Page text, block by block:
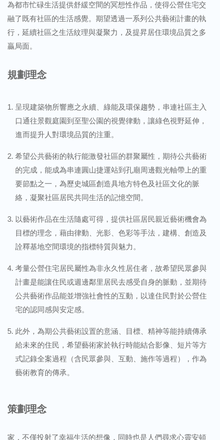
為都市忙碌生活提供舒緩空間的冥想性作品，使得公營住宅交
融了既有社區的生活感覺。期望透過一系列公共藝術計畫的執
行，延續社區之生活紋理與凝聚力，及提昇居住環境品質之多
贏局面。
規劃理念
呈現建築物所響應之永續、綠能及環保趨勢，串連社區主入
口通往景觀庭園到至聖公園的視覺律動，讓綠色視野延伸，
進而提升人對環境品質的注重。
希望公共藝術的執行能激發社區的群聚屬性，期待公共藝術
的完成，能成為串連圓山捷運站到孔廟周邊觀光軸帶上的重
要節點之一，為歷史城區創造具地方特色及社區文化的脈
絡，凝聚社區居民共同生活的記憶空間。
以藝術作品在生活隨處可得，提供社區居民親近藝術機會為
目標的理念，藉由律動、光影、色彩等手法，建構、創造及
詮釋基地空間環境的指標特質與魅力。
考量公營住宅居民屬性為非永久性居住者，故希望民眾參與
計畫是能讓住民或週邊鄰里居民去感受自身的脈動，並期待
公共藝術作品能並增強社會性的互動，以達住民對於公營住
宅的認同感與安定感。
此外，為期公共藝術設置的意涵、目標、精神等能持續傳承
給未來的住民，希望藝術家於執行時能結合影像、短片等方
式記錄全案過程（含民眾參與、互動、施作等過程），作為
藝術教育的傳承。
策劃理念
家，不僅投射了幸福生活的想像，同時也是人們尋求心靈安頓